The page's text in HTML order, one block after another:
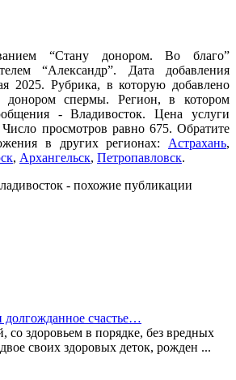
“Стану донором. Во благо”
“Александр”. Дата добавления
2025. Рубрика, в которую добавлено
донором спермы. Регион, в котором
- Владивосток. Цена услуги
Число просмотров равно 675. Обратите
в других регионах: Астрахань,
, Архангельск, Петропавловск.
- похожие публикации
долгожданное счастье…
со здоровьем в порядке, без вредных
своих здоровых деток, рожден ...